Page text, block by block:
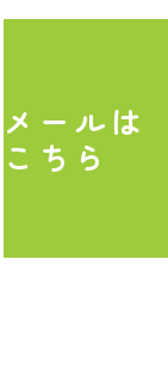
メール は
こちら